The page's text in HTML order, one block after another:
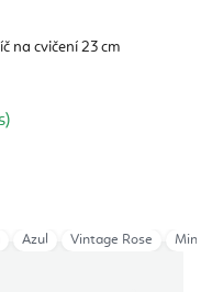
na cvičení 23 cm
Azul Vintage Rose